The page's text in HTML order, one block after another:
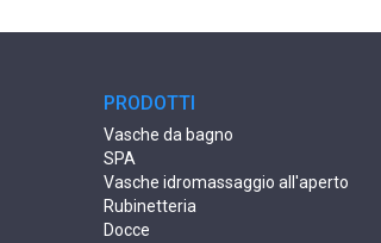
PRODOTTI
Vasche da bagno
SPA
Vasche idromassaggio all'aperto
Rubinetteria
Docce